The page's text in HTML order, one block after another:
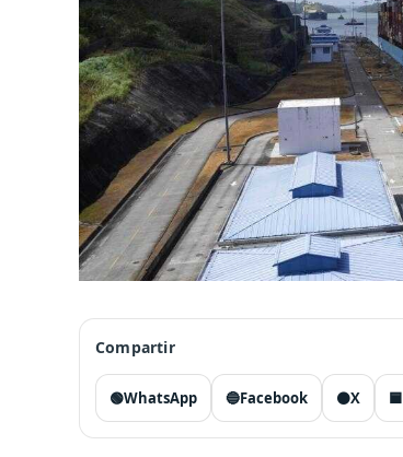
Compartir
🟢WhatsApp 🔵Facebook ⚫X 🟦